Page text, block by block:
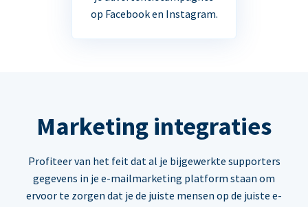
op Facebook en Instagram.
Marketing integraties
Profiteer van het feit dat al je bijgewerkte supporters
gegevens in je e-mailmarketing platform staan om
ervoor te zorgen dat je de juiste mensen op de juiste e-